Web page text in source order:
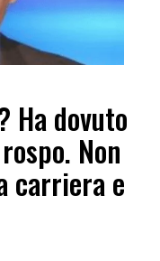
Ha dovuto
Non
carriera e